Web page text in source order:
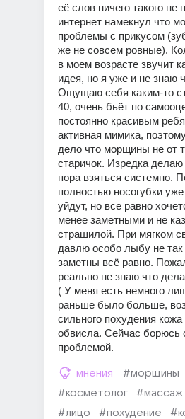
её слов ничего такого не
интернет намекнул что
проблемы с прикусом
же не совсем ровные).
в моем возрасте звучит
идея, но я уже и не знаю
Ощущаю себя каким-то
40, очень бьёт по
постоянно красивым
активная мимика,
дело что морщины не от
старичок. Изредка
пора взяться системно.
полностью носогубки
уйдут, но все равно
менее заметными и не
страшилой. При мягком
давлю особо лыбу не
заметны всё равно.
реально не знаю что
( У меня есть немного
раньше было больше,
сильного похудения
обвисла. Сейчас борюсь
проблемой.
мнения
#морщины
#косметолог
#массаж
#лицо
#похудение